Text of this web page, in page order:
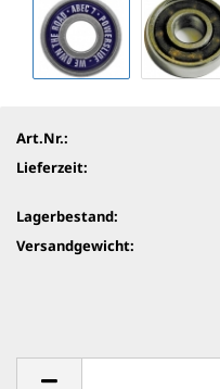
Art.Nr.:
Lieferzeit:
Lagerbestand:
Versandgewicht: